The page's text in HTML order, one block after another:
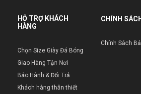
HỖ TRỢ KHÁCH
HÀNG
Chọn Size Giày Đá Bóng
Giao Hàng Tận Nơi
Bảo Hành & Đổi Trả
Khách hàng thân thiết
CHÍNH
Chính Sách